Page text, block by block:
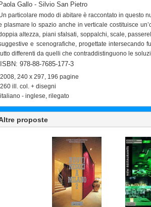
Paola Gallo - Silvio San Pietro
particolare modo di abitare è raccontato in questo
plasmare lo spazio anche in verticale costituisce
altezza, piani sfalsati, soppalchi, scale,
e scenografiche, progettate intersecando
differenti da quelli che contraddistinguono le
ISBN: 978-88-7685-177-3
2008, 240 x 297, 196 pagine
260 ill. col. + disegni
italiano - inglese, rilegato
proposte